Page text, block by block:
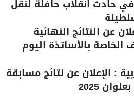
آخرين في حادث انقلاب حافلة لنقل
عن النتائج النهائية
بالأساتذة اليوم
: الإعلان عن نتائج مسابقة
2025